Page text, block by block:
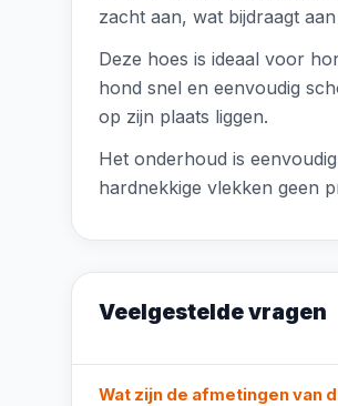
zacht aan, wat bijdraagt
Deze hoes is ideaal voor
hond snel en eenvoudig
op zijn plaats liggen.
Het onderhoud is
hardnekkige vlekken geen
Veelgestelde vragen
Wat zijn de afmetingen van